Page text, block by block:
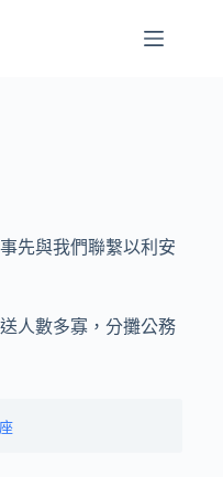
先與我們聯繫以利安
人數多寡，分攤公務